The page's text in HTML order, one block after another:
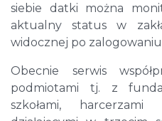
siebie datki można
aktualny status w
widocznej po
Obecnie serwis
podmiotami tj. z
szkołami,